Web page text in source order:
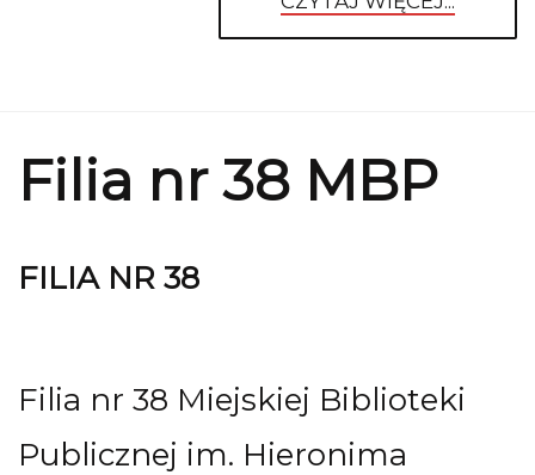
Filia nr 38 MBP
FILIA NR 38
Filia nr 38 Miejskiej Biblioteki
Publicznej im. Hieronima